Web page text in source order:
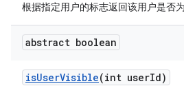
根据指定用户的标志返回该用户是否为
abstract boolean
isUserVisible(int userId)